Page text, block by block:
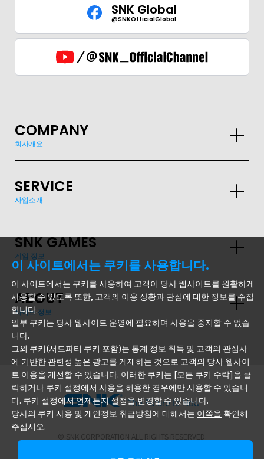
GLOBAL
JPN ENG 한글 繁体 簡体
SNK Global
@SNKOfficialGlobal
COMPANY
회사개요
SERVICE
사업소개
SNK GAMES
게임 정보
ABOUT
사이트 정보
주식회사 SNK
© SNK CORPORATION ALL RIGHTS RESERVED.
이 사이트에서는 쿠키를 사용합니다.
이 사이트에서는 쿠키를 사용하여 고객이 당사 웹사이트를 원활하게
사용할 수 있도록 또한, 고객의 이용 상황과 관심에 대한 정보를 수집
합니다.
일부 쿠키는 당사 웹사이트 운영에 필요하며 사용을 중지할 수 없습
니다.
그외 쿠키(서드파티 쿠키 포함)는 통계 정보 취득 및 고객의 관심사
에 기반한 관련성 높은 광고를 게재하는 것으로 고객의 당사 웹사이
트 이용을 개선할 수 있습니다. 이러한 쿠키는 [모든 쿠키 수락]을 클
릭하거나 쿠키 설정에서 사용을 허용한 경우에만 사용할 수 있습니
다. 쿠키 설정에서 언제든지 설정을 변경할 수 있습니다.
당사의 쿠키 사용 및 개인정보 취급방침에 대해서는 이쪽을 확인해
주십시오.